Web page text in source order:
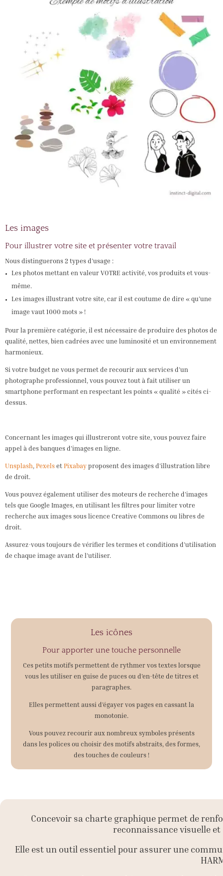
Les images
Pour illustrer votre site et présenter votre travail
Nous distinguerons 2 types d’usage :
Les photos mettant en valeur VOTRE activité, vos produits et vous-
même.
Les images illustrant votre site, car il est coutume de dire « qu’une
image vaut 1000 mots » !
Pour la première catégorie, il est nécessaire de produire des photos de
qualité, nettes, bien cadrées avec une luminosité et un environnement
harmonieux.
Si votre budget ne vous permet de recourir aux services d’un
photographe professionnel, vous pouvez tout à fait utiliser un
smartphone performant en respectant les points « qualité » cités ci-
dessus.
Concernant les images qui illustreront votre site, vous pouvez faire
appel à des banques d’images en ligne.
Unsplash, Pexels et Pixabay proposent des images d’illustration libre
de droit.
Vous pouvez également utiliser des moteurs de recherche d’images
tels que Google Images, en utilisant les filtres pour limiter votre
recherche aux images sous licence Creative Commons ou libres de
droit.
Assurez-vous toujours de vérifier les termes et conditions d’utilisation
de chaque image avant de l’utiliser.
Les icônes
Pour apporter une touche personnelle
Ces petits motifs permettent de rythmer vos textes lorsque
vous les utiliser en guise de puces ou d’en-tête de titres et
paragraphes.
Elles permettent aussi d’égayer vos pages en cassant la
monotonie.
Vous pouvez recourir aux nombreux symboles présents
dans les polices ou choisir des motifs abstraits, des formes,
des touches de couleurs !
Concevoir sa charte graphique permet de
reconnaissance visuelle
Elle est un outil essentiel pour assurer une